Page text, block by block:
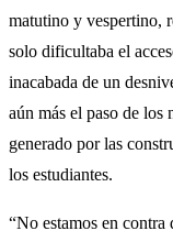
matutino y vespertino,
solo dificultaba el
inacabada de un
aún más el paso de
generado por las
los estudiantes.
“No estamos en